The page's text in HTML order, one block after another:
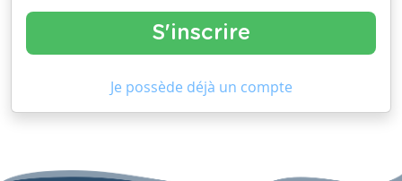
Je possède déjà un compte